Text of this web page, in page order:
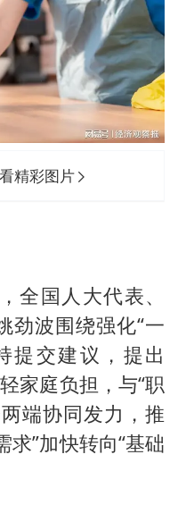
精彩图片
全国人大代表、
劲波围绕强化“一
提交建议，提出
家庭负担，与“职
端协同发力，推
求”加快转向“基础